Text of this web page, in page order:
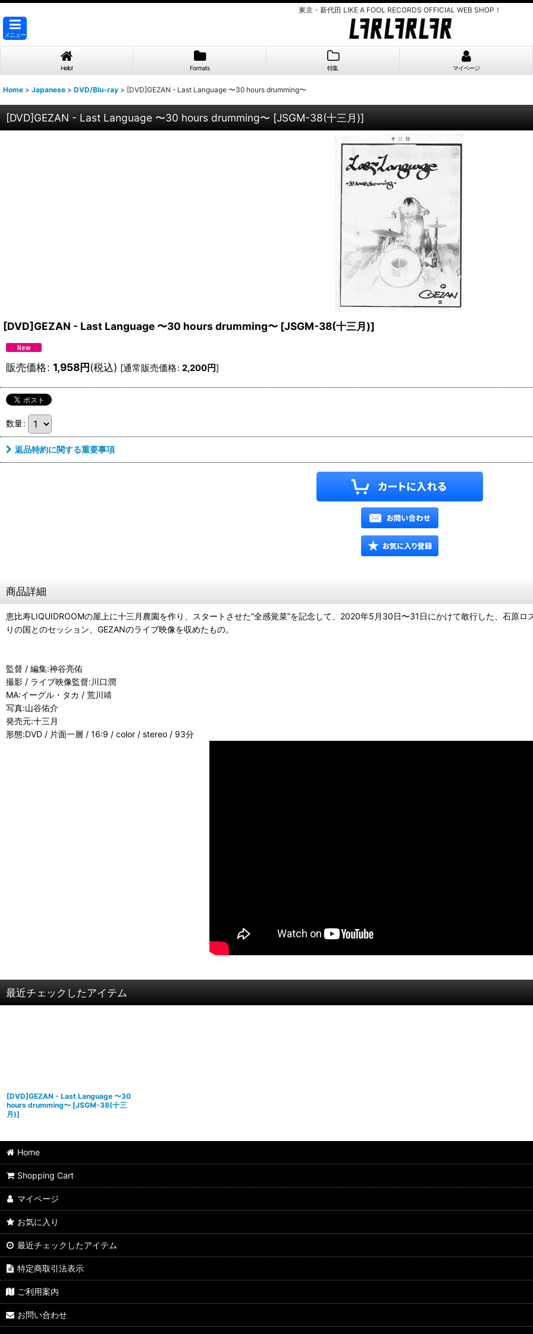
東京・新代田 LIKE A FOOL RECORDS OFFICIAL WEB SHOP！
メニュー
Hello! Formats 特集 マイページ
Home > Japanese > DVD/Blu-ray > [DVD]GEZAN - Last Language 〜30 hours drumming〜
[DVD]GEZAN - Last Language 〜30 hours drumming〜 [JSGM-38(十三月)]
[DVD]GEZAN - Last Language 〜30 hours drumming〜 [JSGM-38(十三月)]
販売価格: 1,958円(税込) [通常販売価格: 2,200円]
数量:
返品特約に関する重要事項
商品詳細
恵比寿LIQUIDROOMの屋上に十三月農園を作り、スタートさせた“全感覚菜”を記念して、2020年5月30日〜31日にかけて敢行した、石原
りの国とのセッション、GEZANのライブ映像を収めたもの。
監督 / 編集:神谷亮佑
撮影 / ライブ映像監督:川口潤
MA:イーグル・タカ / 荒川靖
写真:山谷佑介
発売元:十三月
形態:DVD / 片面一層 / 16:9 / color / stereo / 93分
最近チェックしたアイテム
[DVD]GEZAN - Last Language 〜30
hours drumming〜 [JSGM-38(十三
月)]
Home
Shopping Cart
マイページ
お気に入り
最近チェックしたアイテム
特定商取引法表示
ご利用案内
お問い合わせ